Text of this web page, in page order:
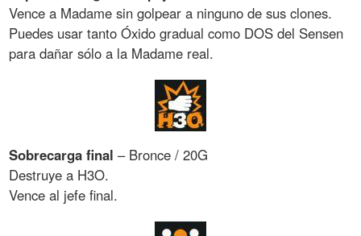
Vence a Madame sin golpear a ninguno de sus clones.
Puedes usar tanto Óxido gradual como DOS del Sensen
para dañar sólo a la Madame real.
Sobrecarga final – Bronce / 20G
Destruye a H3O.
Vence al jefe final.